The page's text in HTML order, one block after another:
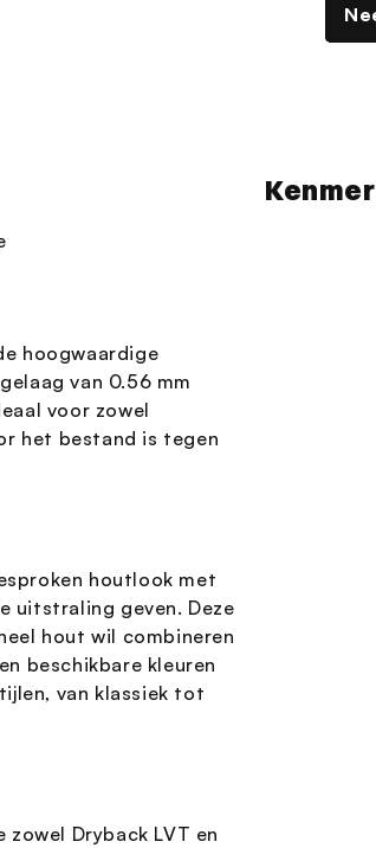
hoogwaardige
van 0.56 mm
voor zowel
het bestand is tegen
houtlook met
uitstraling geven. Deze
hout wil combineren
beschikbare kleuren
van klassiek tot
Dryback LVT en